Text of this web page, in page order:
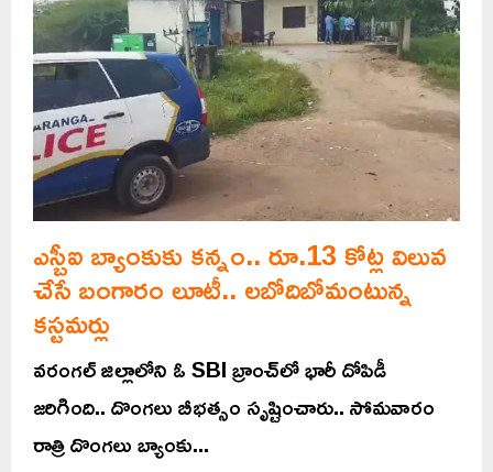
ఎస్బీఐ బ్యాంకుకు కన్నం.. రూ.13 కోట్ల విలువ
చేసే బంగారం లూటీ.. లబోదిబోమంటున్న
కస్టమర్లు
వరంగల్ జిల్లాలోని ఓ SBI బ్రాంచ్‌లో భారీ దోపిడీ
జరిగింది.. దొంగలు బీభత్సం సృష్టించారు.. సోమవారం
రాత్రి దొంగలు బ్యాంకు...